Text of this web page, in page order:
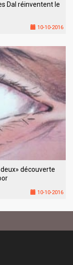
Dal réinventent le
10-10-2016
deux» découverte
10-10-2016